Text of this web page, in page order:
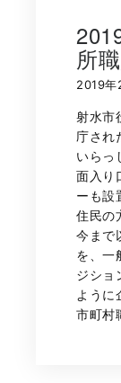
所
2019年
射水市
庁され
いらっ
面入り
ーも設
住民の
今まで
を、一
ジショ
ように
市町村